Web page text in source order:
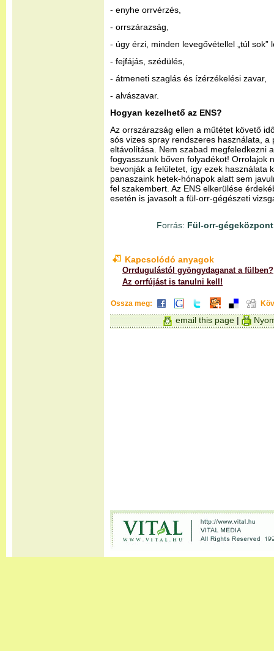
- enyhe orrvérzés,
- orrszárazság,
- úgy érzi, minden levegővétellel „túl
- fejfájás, szédülés,
- átmeneti szaglás és ízérzékelési zavar,
- alvászavar.
Hogyan kezelhető az ENS?
Az orrszárazság ellen a műtétet követő
sós vizes spray rendszeres használata, a
eltávolítása. Nem szabad megfeledkezni
fogyasszunk bőven folyadékot! Orrolajok
bevonják a felületet, így ezek használata
panaszaink hetek-hónapok alatt sem
fel szakembert. Az ENS elkerülése
esetén is javasolt a fül-orr-gégészeti
Forrás: Fül-orr-
Kapcsolódó anyagok
Orrdugulástól gyöngydaganat a fülben?
Az orrfújást is tanulni kell!
Ossza meg:
email this page |